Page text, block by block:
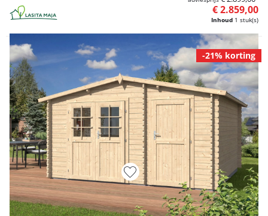
Inhoud 1 stuk(s)
€ 2.859,00
-21% korting